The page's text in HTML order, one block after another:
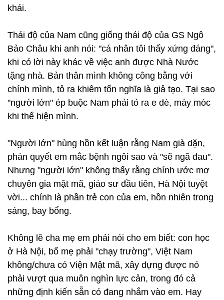
khái.
Thái độ của Nam cũng giống thái độ của GS Ngô
Bảo Châu khi anh nói: "cá nhân tôi thấy xứng đáng",
khi có lời này khác về việc anh được Nhà Nước
tặng nhà. Bản thân mình không công bằng với
chính mình, tỏ ra khiêm tốn nghĩa là giả tạo. Tại sao
"người lớn" ép buộc Nam phải tỏ ra e dè, máy móc
khi thể hiện mình.
"Người lớn" hùng hồn kết luận rằng Nam già dặn,
phán quyết em mắc bệnh ngôi sao và "sẽ ngã đau".
Nhưng "người lớn" không thấy rằng chính ước mơ
chuyên gia mật mã, giáo sư đầu tiên, Hà Nội tuyệt
vời... chính là phần trẻ con của em, hồn nhiên trong
sáng, bay bổng.
Không lẽ cha mẹ em phải nói cho em biết: con học
ở Hà Nội, bố mẹ phải "chạy trường", Việt Nam
không/chưa có Viện Mật mã, xây dựng được nó
phải vượt qua muôn nghìn lực cản, trong đó cả
những định kiến sẵn có đang nhắm vào em. Hay